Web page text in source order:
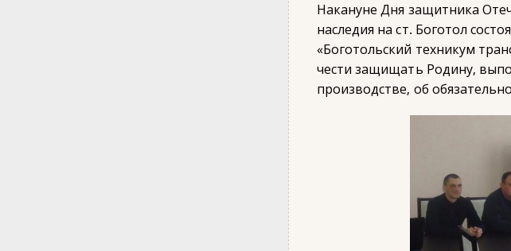
Накануне Дня защитника
наследия на ст. Боготол
«Боготольский техникум
чести защищать Родину,
производстве, об